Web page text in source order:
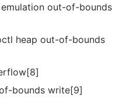
out-of-bounds
heap out-of-bounds
bounds write[9]